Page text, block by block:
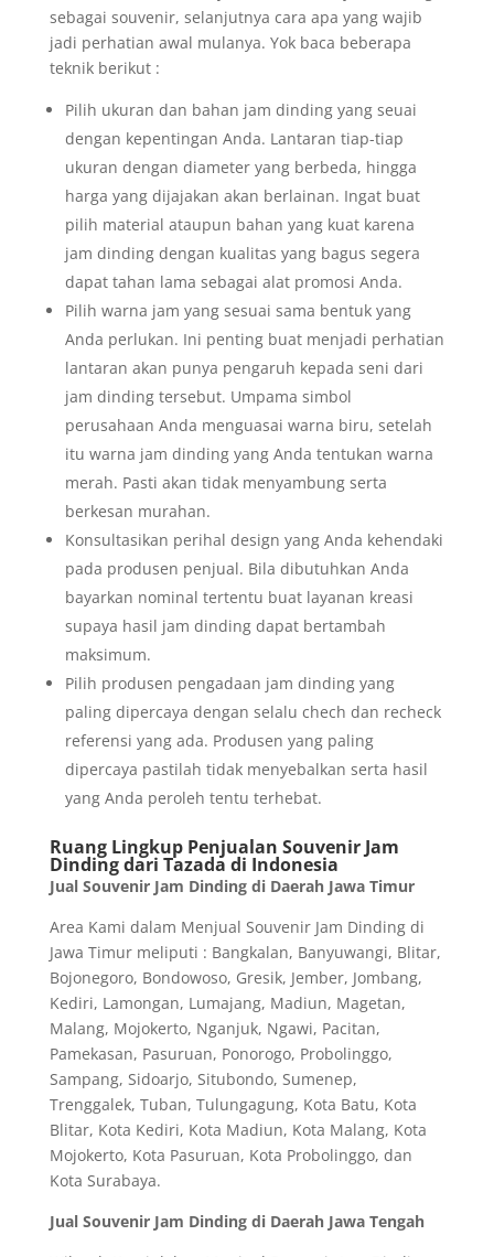
sebagai souvenir, selanjutnya cara apa yang wajib
jadi perhatian awal mulanya. Yok baca beberapa
teknik berikut :
Pilih ukuran dan bahan jam dinding yang seuai
dengan kepentingan Anda. Lantaran tiap-tiap
ukuran dengan diameter yang berbeda, hingga
harga yang dijajakan akan berlainan. Ingat buat
pilih material ataupun bahan yang kuat karena
jam dinding dengan kualitas yang bagus segera
dapat tahan lama sebagai alat promosi Anda.
Pilih warna jam yang sesuai sama bentuk yang
Anda perlukan. Ini penting buat menjadi perhatian
lantaran akan punya pengaruh kepada seni dari
jam dinding tersebut. Umpama simbol
perusahaan Anda menguasai warna biru, setelah
itu warna jam dinding yang Anda tentukan warna
merah. Pasti akan tidak menyambung serta
berkesan murahan.
Konsultasikan perihal design yang Anda kehendaki
pada produsen penjual. Bila dibutuhkan Anda
bayarkan nominal tertentu buat layanan kreasi
supaya hasil jam dinding dapat bertambah
maksimum.
Pilih produsen pengadaan jam dinding yang
paling dipercaya dengan selalu chech dan recheck
referensi yang ada. Produsen yang paling
dipercaya pastilah tidak menyebalkan serta hasil
yang Anda peroleh tentu terhebat.
Ruang Lingkup Penjualan Souvenir Jam
Dinding dari Tazada di Indonesia
Jual Souvenir Jam Dinding di Daerah Jawa Timur
Area Kami dalam Menjual Souvenir Jam Dinding di
Jawa Timur meliputi : Bangkalan, Banyuwangi, Blitar,
Bojonegoro, Bondowoso, Gresik, Jember, Jombang,
Kediri, Lamongan, Lumajang, Madiun, Magetan,
Malang, Mojokerto, Nganjuk, Ngawi, Pacitan,
Pamekasan, Pasuruan, Ponorogo, Probolinggo,
Sampang, Sidoarjo, Situbondo, Sumenep,
Trenggalek, Tuban, Tulungagung, Kota Batu, Kota
Blitar, Kota Kediri, Kota Madiun, Kota Malang, Kota
Mojokerto, Kota Pasuruan, Kota Probolinggo, dan
Kota Surabaya.
Jual Souvenir Jam Dinding di Daerah Jawa Tengah